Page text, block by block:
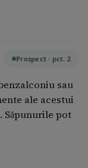
recomandări:
în care
dorsal,
a sa în
Prospect · pct. 2
sau
ale acestui
Săpunurile pot